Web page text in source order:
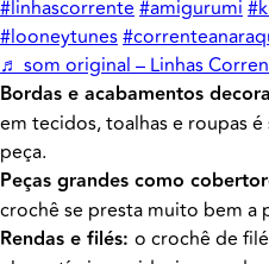
#linhascorrente#amigurumi
#looneytunes
♬ som original – Linhas
Bordas e acabamentos
em tecidos, toalhas e roupas
peça.
Peças grandes como
crochê se presta muito bem a
Rendas e filés: o crochê de